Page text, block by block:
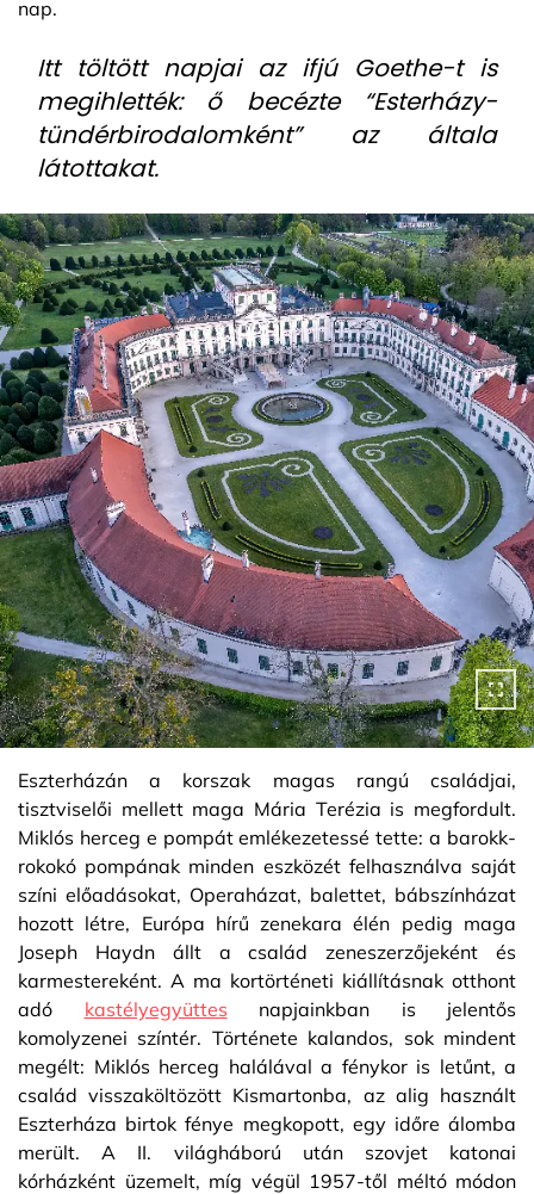
nap.
Itt töltött napjai az ifjú Goethe-t is
megihlették: ő becézte “Esterházy-
tündérbirodalomként” az általa
látottakat.
Eszterházán a korszak magas rangú családjai,
tisztviselői mellett maga Mária Terézia is megfordult.
Miklós herceg e pompát emlékezetessé tette: a barokk-
rokokó pompának minden eszközét felhasználva saját
színi előadásokat, Operaházat, balettet, bábszínházat
hozott létre, Európa hírű zenekara élén pedig maga
Joseph Haydn állt a család zeneszerzőjeként és
karmestereként. A ma kortörténeti kiállításnak otthont
adó kastélyegyüttes napjainkban is jelentős
komolyzenei színtér. Története kalandos, sok mindent
megélt: Miklós herceg halálával a fénykor is letűnt, a
család visszaköltözött Kismartonba, az alig használt
Eszterháza birtok fénye megkopott, egy időre álomba
merült. A II. világháború után szovjet katonai
kórházként üzemelt, míg végül 1957-től méltó módon